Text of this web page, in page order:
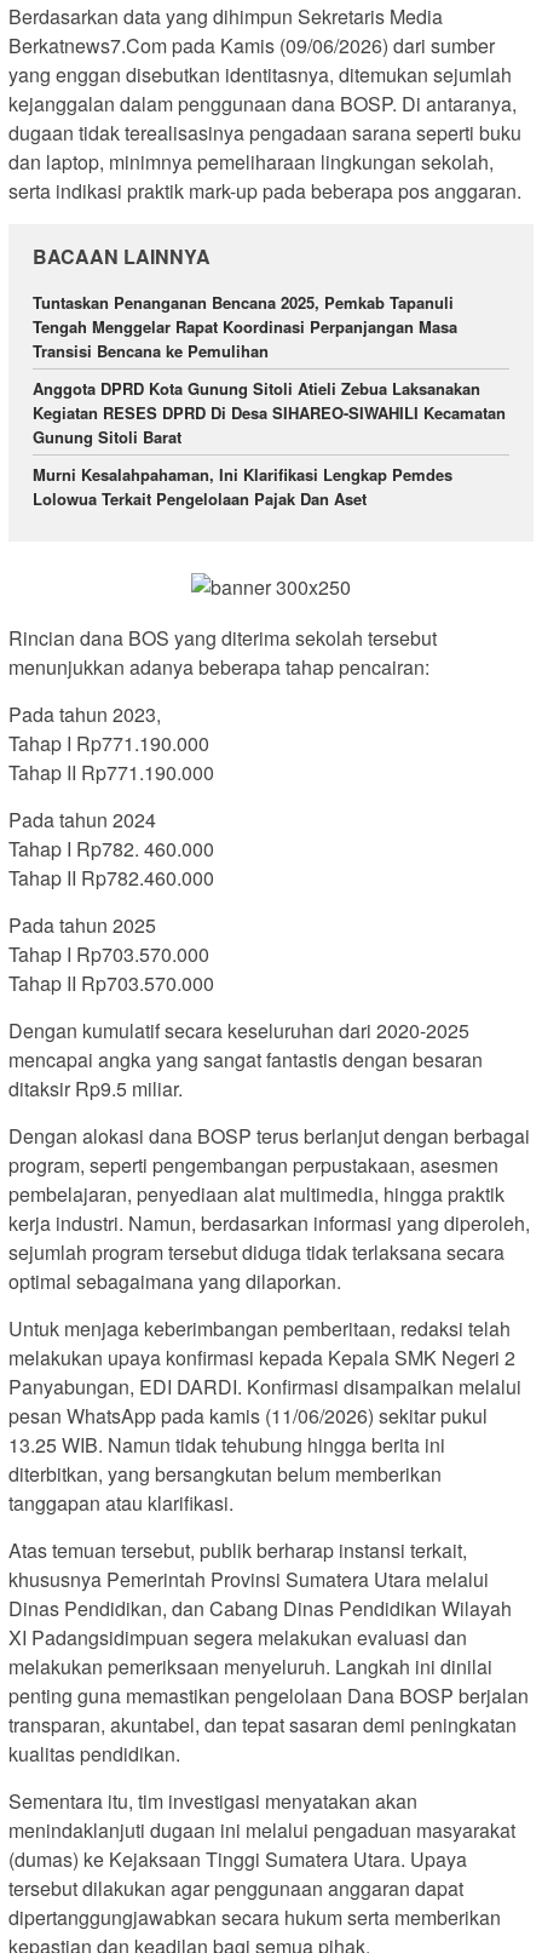
Berdasarkan data yang dihimpun Sekretaris Media
Berkatnews7.Com pada Kamis (09/06/2026) dari sumber
yang enggan disebutkan identitasnya, ditemukan sejumlah
kejanggalan dalam penggunaan dana BOSP. Di antaranya,
dugaan tidak terealisasinya pengadaan sarana seperti buku
dan laptop, minimnya pemeliharaan lingkungan sekolah,
serta indikasi praktik mark-up pada beberapa pos anggaran.
BACAAN LAINNYA
Tuntaskan Penanganan Bencana 2025, Pemkab Tapanuli
Tengah Menggelar Rapat Koordinasi Perpanjangan Masa
Transisi Bencana ke Pemulihan
Anggota DPRD Kota Gunung Sitoli Atieli Zebua Laksanakan
Kegiatan RESES DPRD Di Desa SIHAREO-SIWAHILI Kecamatan
Gunung Sitoli Barat
Murni Kesalahpahaman, Ini Klarifikasi Lengkap Pemdes
Lolowua Terkait Pengelolaan Pajak Dan Aset
Rincian dana BOS yang diterima sekolah tersebut
menunjukkan adanya beberapa tahap pencairan:
Pada tahun 2023,
Tahap I Rp771.190.000
Tahap II Rp771.190.000
Pada tahun 2024
Tahap I Rp782. 460.000
Tahap II Rp782.460.000
Pada tahun 2025
Tahap I Rp703.570.000
Tahap II Rp703.570.000
Dengan kumulatif secara keseluruhan dari 2020-2025
mencapai angka yang sangat fantastis dengan besaran
ditaksir Rp9.5 miliar.
Dengan alokasi dana BOSP terus berlanjut dengan berbagai
program, seperti pengembangan perpustakaan, asesmen
pembelajaran, penyediaan alat multimedia, hingga praktik
kerja industri. Namun, berdasarkan informasi yang diperoleh,
sejumlah program tersebut diduga tidak terlaksana secara
optimal sebagaimana yang dilaporkan.
Untuk menjaga keberimbangan pemberitaan, redaksi telah
melakukan upaya konfirmasi kepada Kepala SMK Negeri 2
Panyabungan, EDI DARDI. Konfirmasi disampaikan melalui
pesan WhatsApp pada kamis (11/06/2026) sekitar pukul
13.25 WIB. Namun tidak tehubung hingga berita ini
diterbitkan, yang bersangkutan belum memberikan
tanggapan atau klarifikasi.
Atas temuan tersebut, publik berharap instansi terkait,
khususnya Pemerintah Provinsi Sumatera Utara melalui
Dinas Pendidikan, dan Cabang Dinas Pendidikan Wilayah
XI Padangsidimpuan segera melakukan evaluasi dan
melakukan pemeriksaan menyeluruh. Langkah ini dinilai
penting guna memastikan pengelolaan Dana BOSP berjalan
transparan, akuntabel, dan tepat sasaran demi peningkatan
kualitas pendidikan.
Sementara itu, tim investigasi menyatakan akan
menindaklanjuti dugaan ini melalui pengaduan masyarakat
(dumas) ke Kejaksaan Tinggi Sumatera Utara. Upaya
tersebut dilakukan agar penggunaan anggaran dapat
dipertanggungjawabkan secara hukum serta memberikan
kepastian dan keadilan bagi semua pihak.